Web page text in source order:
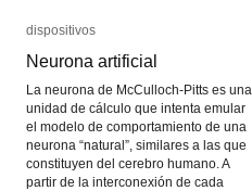
dispositivos
Neurona artificial
La neurona de McCulloch-Pitts es una
unidad de cálculo que intenta emular
el modelo de comportamiento de una
neurona “natural”, similares a las que
constituyen del cerebro humano. A
partir de la interconexión de cada
dispositivos
Neurona artificial